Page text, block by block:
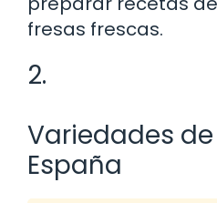
fresas frescas.
2.
Variedades de
España